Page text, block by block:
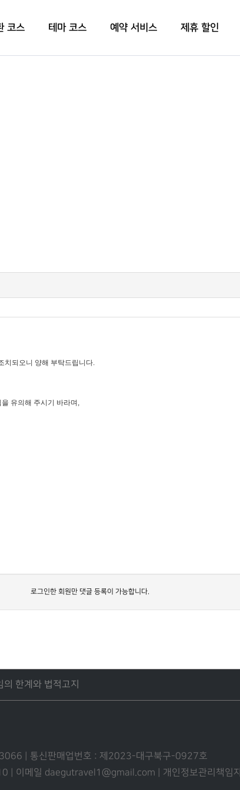
코스 테마 코스 예약 서비스 제휴 할인
치되오니 양해 부탁드립니다.
유의해 주시기 바라며,
로그인한 회원만 댓글 등록이 가능합니다.
의 한계와 법적고지
| 통신판매업번호 : 제2023-대구북구-0927호
메일 daegutravel1@gmail.com | 개인정보관리책임